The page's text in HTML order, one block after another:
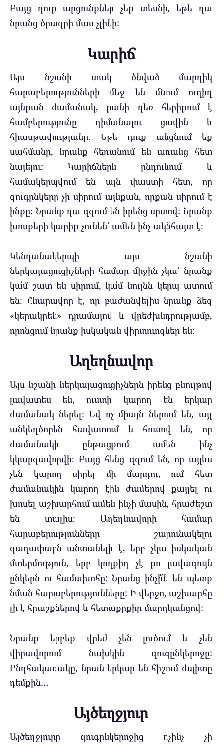
Բայց դուք արցունքներ չեք տեսնի, եթե դա
նրանց ծրագրի մաս չլինի:
Կարիճ
Այս նշանի տակ ծնված մարդիկ
հարաբերությունների մեջ են մնում ուղիղ
այնքան ժամանակ, քանի դեռ հերիքում է
համբերությունը դիմանալու ցավին և
հիասթափությանը։ Եթե ​​դուք անցնում եք
սահմանը, նրանք հեռանում են առանց հետ
նայելու: Կարիճներն ընդունում և
համակերպվում են այն փաստի հետ, որ
զուգընկերը չի սիրում այնքան, որքան սիրում է
ինքը։ Նրանք դա զգում են իրենց սրտով: Նրանք
խոսքերի կարիք չունեն՝ ամեն ինչ ակնհայտ է։
Կենդանակերպի այս նշանի
ներկայացուցիչների համար միջին չկա՝ նրանք
կա՛մ շատ են սիրում, կա՛մ նույնն կերպ ատում
են։ Հնարավոր է, որ բաժանվելիս նրանք ձեզ
«կերակրեն» դրամայով և վրեժխնդրությամբ,
որոնցում նրանք իսկական վիրտուոզներ են։
Աղեղնավոր
Այս նշանի ներկայացուցիչներն իրենց բնույթով
լավատես են, ուստի կարող են երկար
ժամանակ ներել։ Եվ ոչ միայն ներում են, այլ
անկեղծորեն հավատում և հուսով են, որ
ժամանակի ընթացքում ամեն ինչ
կկարգավորվի։ Բայց հենց զգում են, որ այլևս
չեն կարող սիրել մի մարդու, ում հետ
ժամանակին կարող էին ժամերով քայլել ու
խոսել աշխարհում ամեն ինչի մասին, հրաժեշտ
են տալիս։ Աղեղնավորի համար
հարաբերությունները շարունակելու
գաղափարն անտանելի է, երբ չկա իսկական
մտերմություն, երբ կողքիդ չէ քո լավագույն
ընկերն ու համախոհը: Նրանց ինչի՞ն են պետք
նման հարաբերությունները: Ի վերջո, աշխարհը
լի է հրաշքներով և հետաքրքիր մարդկանցով:
Նրանք երբեք վրեժ չեն լուծում և չեն
վիրավորում նախկին զուգընկերոջը:
Ընդհակառակը, նրան երկար են հիշում ժպիտը
դեմքին…
Այծեղջյուր
Այծեղջյուրը զուգընկերոջից ոչինչ չի